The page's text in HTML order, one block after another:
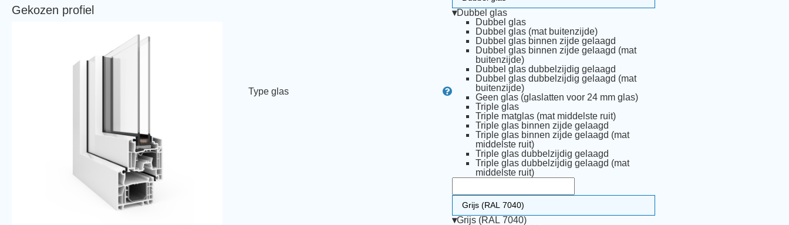
Gekozen profiel
Type glas
Dubbel glas
▾
Dubbel glas
Dubbel glas (mat buitenzijde)
Dubbel glas binnen zijde gelaagd
Dubbel glas binnen zijde gelaagd (mat
buitenzijde)
Dubbel glas dubbelzijdig gelaagd
Dubbel glas dubbelzijdig gelaagd (mat
buitenzijde)
Geen glas (glaslatten voor 24 mm glas)
Triple glas
Triple matglas (mat middelste ruit)
Triple glas binnen zijde gelaagd
Triple glas binnen zijde gelaagd (mat
middelste ruit)
Triple glas dubbelzijdig gelaagd
Triple glas dubbelzijdig gelaagd (mat
middelste ruit)
Grijs (RAL 7040)
▾